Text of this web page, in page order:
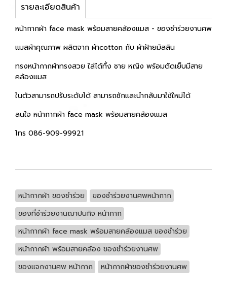
รายละเอียดสินค้า
หน้ากากผ้า face mask พร้อมสายคล้องแมส - ของชำร่วยงานศพ
แมสผ้าคุณภาพ ผลิตจาก ผ้าcotton กับ ผ้าฝ้ายมัสลิน
ทรงหน้ากากผ้าทรงสวย ใส่ได้ทั้ง ชาย หญิง พร้อมตัดเย็บมีสาย
คล้องแมส
ในตัวสามารถปรับระดับได้ สามารถซักและนำกลับมาใช้ใหม่ได้
สนใจ หน้ากากผ้า face mask พร้อมสายคล้องแมส
โทร 086-909-99921
หน้ากากผ้า ของชำร่วย
ของชำร่วยงานศพหน้ากาก
ของที่ชำร่วยงานฌาปนกิจ หน้ากาก
หน้ากากผ้า face mask พร้อมสายคล้องแมส ของชำร่วย
หน้ากากผ้า พร้อมสายคล้อง ของชำร่วยงานศพ
ของแจกงานศพ หน้ากาก
หน้ากากผ้าของชำร่วยงานศพ